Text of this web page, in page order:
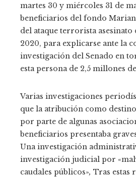
martes 30 y miércoles 31 de
beneficiarios del fondo
del ataque terrorista asesinato
2020, para explicarse ante la
investigación del Senado en
esta persona de 2,5 millones
Varias investigaciones
que la atribución como
por parte de algunas
beneficiarios presentaba
Una investigación
investigación judicial por
caudales públicos», Tras estas